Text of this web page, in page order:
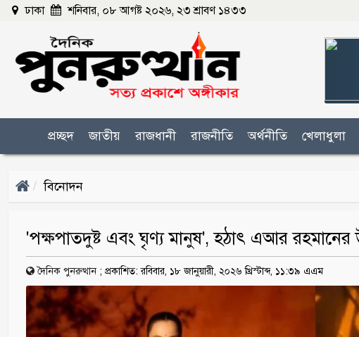
ঢাকা শনিবার, ০৮ আগষ্ট ২০২৬, ২৩ শ্রাবণ ১৪৩৩
প্রচ্ছদ জাতীয় রাজধানী রাজনীতি অর্থনীতি খেলাধুলা
বিনোদন
'পক্ষপাতদুষ্ট এবং ঘৃণ্য মানুষ', হঠাৎ এআর
দৈনিক পুনরুত্থান ; প্রকাশিত: রবিবার, ১৮ জানুয়ারী, ২০২৬ খ্রিস্টাব্দ, ১১:৩৯ এএম